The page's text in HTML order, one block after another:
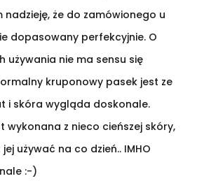
że do zamówionego u
dopasowany perfekcyjnie. O
używania nie ma sensu się
kruponowy pasek jest ze
i skóra wygląda doskonale.
wykonana z nieco cieńszej skóry,
używać na co dzień.. IMHO
:-)